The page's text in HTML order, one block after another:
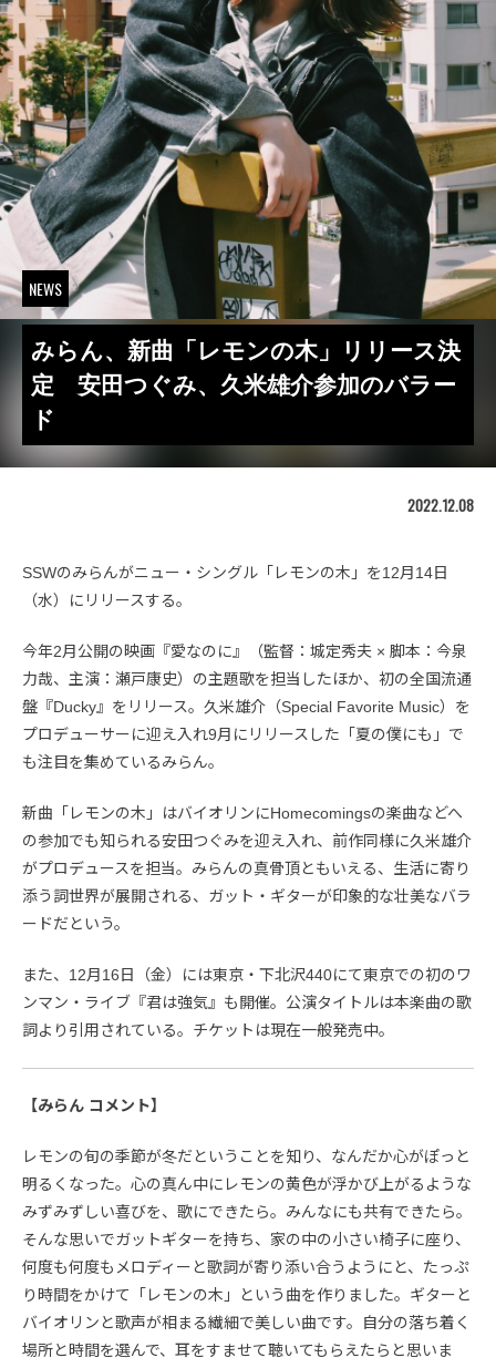
NEWS
みらん、新曲「レモンの木」リリース決
定 安田つぐみ、久米雄介参加のバラー
ド
2022.12.08
SSWのみらんがニュー・シングル「レモンの木」を12月14日
（水）にリリースする。
今年2月公開の映画『愛なのに』（監督：城定秀夫 × 脚本：今泉
力哉、主演：瀬戸康史）の主題歌を担当したほか、初の全国流通
盤『Ducky』をリリース。久米雄介（Special Favorite Music）を
プロデューサーに迎え入れ9月にリリースした「夏の僕にも」で
も注目を集めているみらん。
新曲「レモンの木」はバイオリンにHomecomingsの楽曲などへ
の参加でも知られる安田つぐみを迎え入れ、前作同様に久米雄介
がプロデュースを担当。みらんの真骨頂ともいえる、生活に寄り
添う詞世界が展開される、ガット・ギターが印象的な壮美なバラ
ードだという。
また、12月16日（金）には東京・下北沢440にて東京での初のワ
ンマン・ライブ『君は強気』も開催。公演タイトルは本楽曲の歌
詞より引用されている。チケットは現在一般発売中。
【みらん コメント】
レモンの旬の季節が冬だということを知り、なんだか心がぽっと
明るくなった。心の真ん中にレモンの黄色が浮かび上がるような
みずみずしい喜びを、歌にできたら。みんなにも共有できたら。
そんな思いでガットギターを持ち、家の中の小さい椅子に座り、
何度も何度もメロディーと歌詞が寄り添い合うようにと、たっぷ
り時間をかけて「レモンの木」という曲を作りました。ギターと
バイオリンと歌声が相まる繊細で美しい曲です。自分の落ち着く
場所と時間を選んで、耳をすませて聴いてもらえたらと思いま